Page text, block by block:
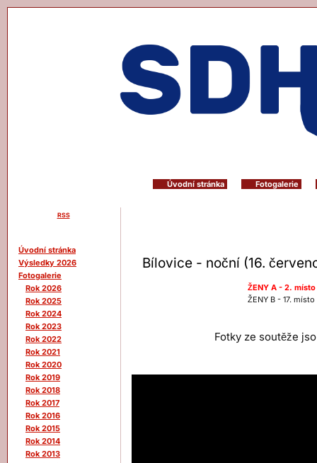
Úvodní stránka Fotogalerie
RSS
Úvodní stránka
Výsledky 2026
Fotogalerie
Rok 2026
Rok 2025
Rok 2024
Rok 2023
Rok 2022
Rok 2021
Rok 2020
Rok 2019
Rok 2018
Rok 2017
Rok 2016
Rok 2015
Rok 2014
Rok 2013
Bílovice - noční (16.
ŽENY A - 2.
ŽENY B - 17.
Fotky ze soutěže